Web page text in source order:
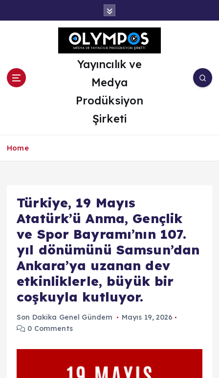
Yayıncılık ve
Medya
Prodüksiyon
Şirketi
Home
Türkiye, 19 Mayıs
Atatürk’ü Anma, Gençlik
ve Spor Bayramı’nın 107.
yıl dönümünü Samsun’dan
Ankara’ya uzanan dev
etkinliklerle, büyük bir
coşkuyla kutluyor.
Son Dakika Genel Gündem
Mayıs 19, 2026
0 Comments